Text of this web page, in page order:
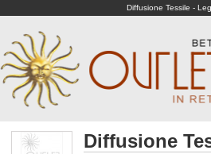
Diffusione Tessile -
Diffusione